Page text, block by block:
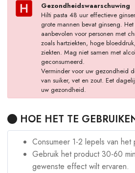
Gezondheidswaarschuwing
Hilti pasta 48 uur effectieve
grote mannen bevat ginseng.
aanbevolen voor personen met
zoals hartziekten, hoge
ziekten. Mag niet samen met
geconsumeerd.
Verminder voor uw gezondheid
van suiker, vet en zout. Eet
uw gezondheid.
HOE HET TE
Consumeer 1-2 lepels van het
Gebruik het product 30-60
gewenste effect wilt ervaren.